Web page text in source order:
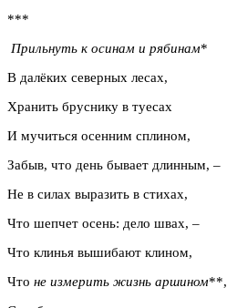
***
Прильнуть к осинам и рябинам*
В далёких северных лесах,
Хранить бруснику в туесах
И мучиться осенним сплином,
Забыв, что день бывает длинным, –
Не в силах выразить в стихах,
Что шепчет осень: дело швах, –
Что клинья вышибают клином,
Что не измерить жизнь аршином**,